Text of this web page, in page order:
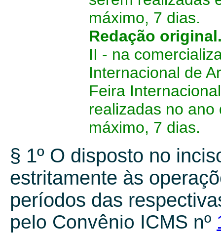
máximo, 7 dias.
Redação
II - na
Internacional de
Feira
realizadas no
máximo, 7 dias.
§ 1º O disposto no
estritamente às
períodos das
pelo Convênio ICMS nº